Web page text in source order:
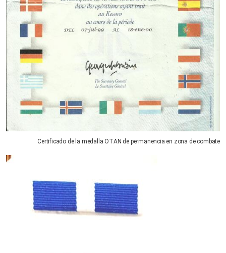
Certificado de la medalla OTAN de permanencia en zona de combate